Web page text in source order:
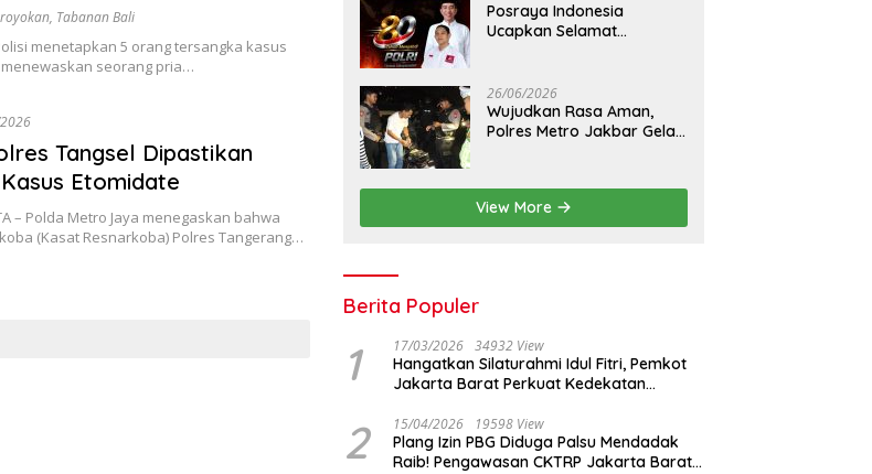
, Tabanan Bali
Polisi menetapkan 5 orang tersangka kasus
seorang pria…
Tangsel Dipastikan
Etomidate
– Polda Metro Jaya menegaskan bahwa
(Kasat Resnarkoba) Polres Tangerang…
Posraya Indonesia
Ucapkan Selamat
Polri Menjaga Kamtibmas
26/06/2026
Wujudkan Rasa Aman,
Polres Metro Jakbar Gelar
View More
Berita Populer
1 17/03/2026 34932 View
Hangatkan Silaturahmi Idul Fitri, Pemkot
Jakarta Barat Perkuat Kedekatan
2 15/04/2026 19598 View
Plang Izin PBG Diduga Palsu Mendadak
Raib! Pengawasan CKTRP Jakarta Barat